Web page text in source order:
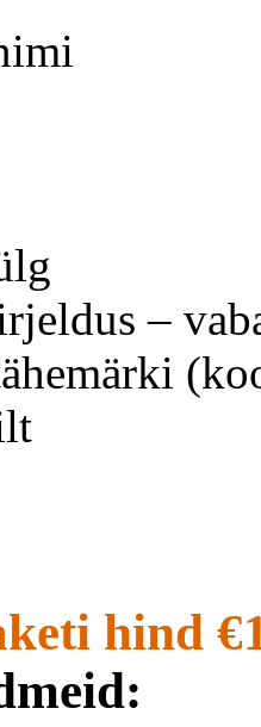
–
hind